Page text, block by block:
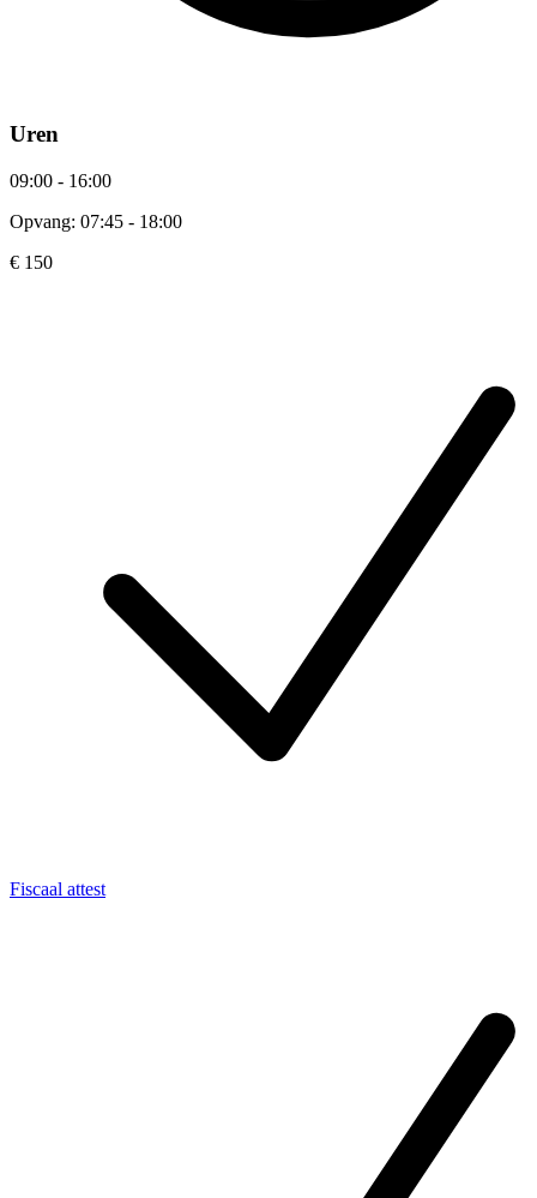
Uren
09:00 - 16:00
Opvang: 07:45 - 18:00
€ 150
Fiscaal attest